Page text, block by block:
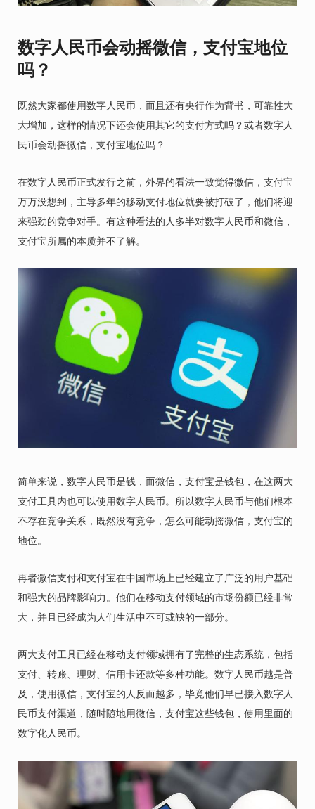
数字人民币会动摇微信，支付宝地位
吗？
既然大家都使用数字人民币，而且还有央行作为背书，可靠性大
大增加，这样的情况下还会使用其它的支付方式吗？或者数字人
民币会动摇微信，支付宝地位吗？
在数字人民币正式发行之前，外界的看法一致觉得微信，支付宝
万万没想到，主导多年的移动支付地位就要被打破了，他们将迎
来强劲的竞争对手。有这种看法的人多半对数字人民币和微信，
支付宝所属的本质并不了解。
简单来说，数字人民币是钱，而微信，支付宝是钱包，在这两大
支付工具内也可以使用数字人民币。所以数字人民币与他们根本
不存在竞争关系，既然没有竞争，怎么可能动摇微信，支付宝的
地位。
再者微信支付和支付宝在中国市场上已经建立了广泛的用户基础
和强大的品牌影响力。他们在移动支付领域的市场份额已经非常
大，并且已经成为人们生活中不可或缺的一部分。
两大支付工具已经在移动支付领域拥有了完整的生态系统，包括
支付、转账、理财、信用卡还款等多种功能。数字人民币越是普
及，使用微信，支付宝的人反而越多，毕竟他们早已接入数字人
民币支付渠道，随时随地用微信，支付宝这些钱包，使用里面的
数字化人民币。